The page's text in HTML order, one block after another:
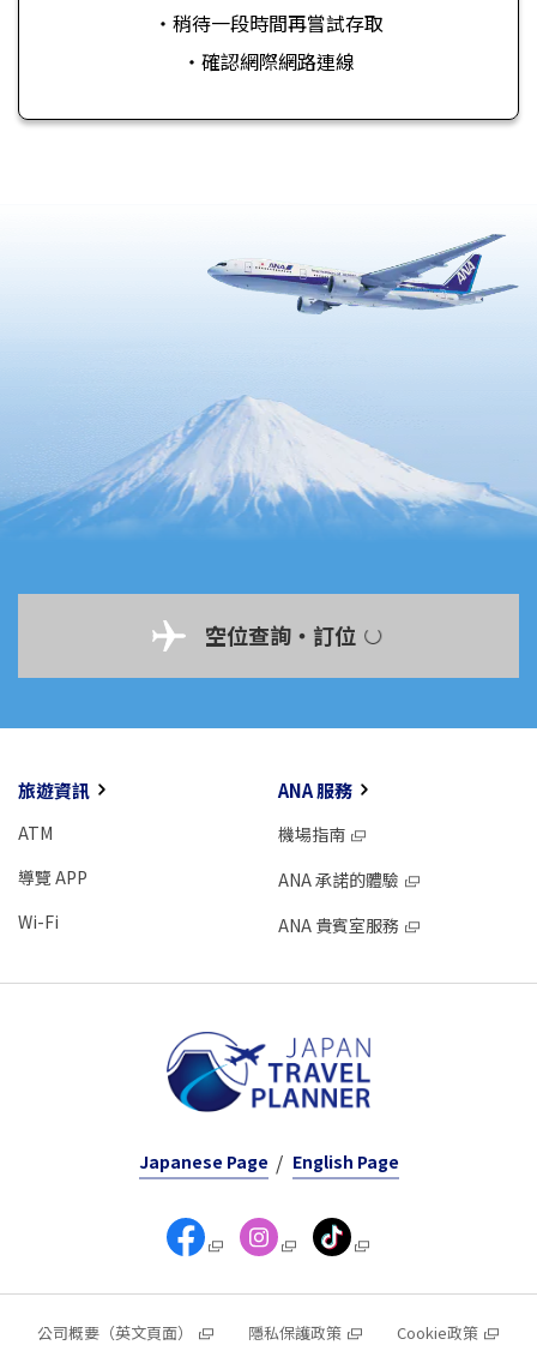
・稍待一段時間再嘗試存取
・確認網際網路連線
空位查詢・訂位
旅遊資訊
ATM
導覽 APP
Wi-Fi
ANA 服務
機場指南
ANA 承諾的體驗
ANA 貴賓室服務
Japanese Page English Page
公司概要（英文頁面） 隱私保護政策 Cookie政策